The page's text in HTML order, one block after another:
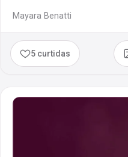
Mayara Benatti
5 curtidas